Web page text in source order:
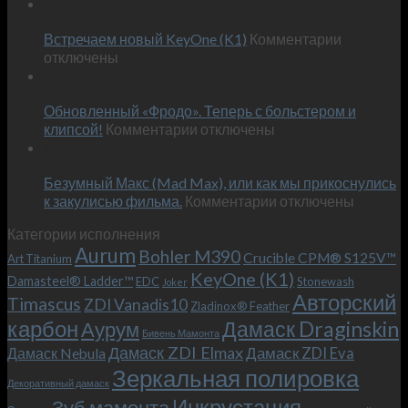
нож
–
и
Встречаем новый KeyOne (K1) Комментарии
KeyOne
отключены
Обновленный «Фродо». Теперь с больстером и
клипсой! Комментарии к
«Фродо».
Теперь
и
клипсой!
отключены
Безумный Макс (Mad Max), или как мы прикоснулись
к закулисью фильма. Комментарии к
Макс
(Mad
Max),
или
как
мы
прикоснулись
к
отключены
Категории исполнения
Art Titanium Aurum Bohler M390Crucible CPM® S125V™
Damasteel® Ladder™ EDC Joker KeyOne (K1) Stonewash
Timascus ZDI Vanadis10 Zladinox® FeatherАвторский
карбонАурум Бивень Мамонта Дамаск Draginskin
Дамаск Nebula Дамаск ZDI ElmaxДамаск ZDI Eva
Декоративный дамаск Зеркальная полировка